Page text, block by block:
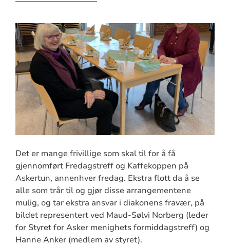
Det er mange frivillige som skal til for å få
gjennomført Fredagstreff og Kaffekoppen på
Askertun, annenhver fredag. Ekstra flott da å se
alle som trår til og gjør disse arrangementene
mulig, og tar ekstra ansvar i diakonens fravær, på
bildet representert ved Maud-Sølvi Norberg (leder
for Styret for Asker menighets formiddagstreff) og
Hanne Anker (medlem av styret).